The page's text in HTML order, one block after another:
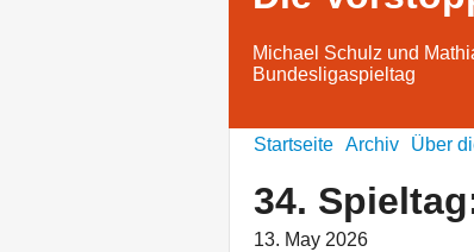
Michael Schulz und
Bundesligaspieltag
Startseite Archiv Über
34.
13. May 2026